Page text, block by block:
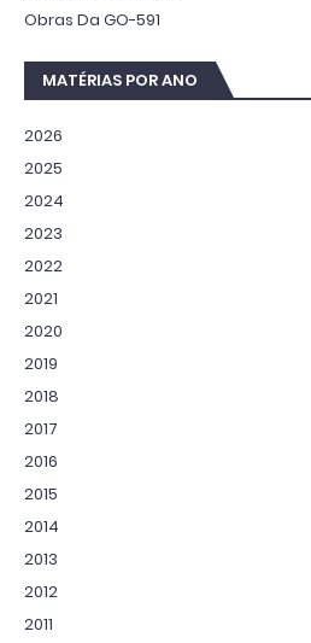
Obras Da GO-591
MATÉRIAS POR ANO
2026
2025
2024
2023
2022
2021
2020
2019
2018
2017
2016
2015
2014
2013
2012
2011